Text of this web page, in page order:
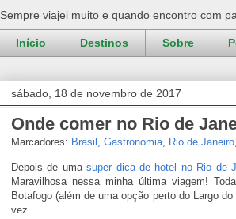
Sempre viajei muito e quando encontro com
Início Destinos Sobre
sábado, 18 de novembro de 2017
Onde comer no Rio de
Marcadores: Brasil Gastronomia Rio de Janeiro
Depois de umasuper dica de hotel no Rio de
Maravilhosa nessa minha última viagem!
Botafogo (além de uma opção perto do Largo
vez.